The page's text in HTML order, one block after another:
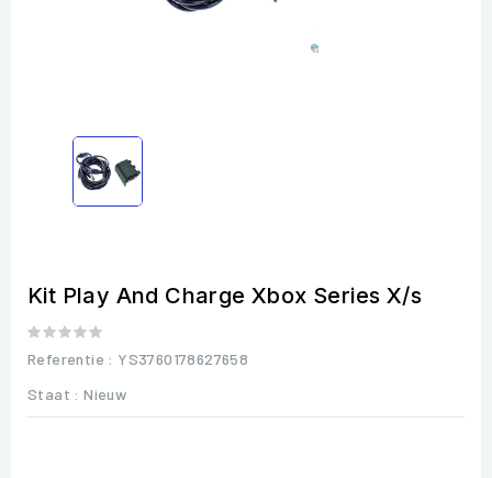
Kit Play And Charge Xbox Series X/s
Referentie : YS3760178627658
Staat : Nieuw